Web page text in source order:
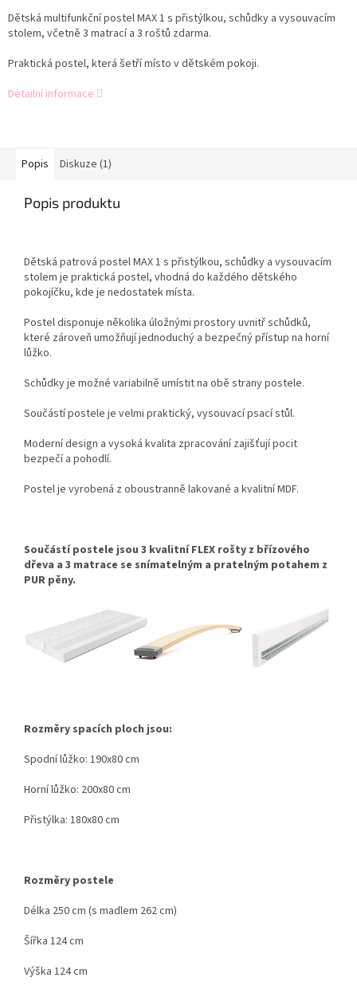
Dětská multifunkční postel MAX 1 s přistýlkou, schůdky a vysouvacím
stolem, včetně 3 matrací a 3 roštů zdarma.
Praktická postel, která šetří místo v dětském pokoji.
Detailní informace
Popis Diskuze (1)
Popis produktu
Dětská patrová postel MAX 1 s přistýlkou, schůdky a vysouvacím
stolem je praktická postel, vhodná do každého dětského
pokojíčku, kde je nedostatek místa.
Postel disponuje několika úložnými prostory uvnitř schůdků,
které zároveň umožňují jednoduchý a bezpečný přístup na horní
lůžko.
Schůdky je možné variabilně umístit na obě strany postele.
Součástí postele je velmi praktický, vysouvací psací stůl.
Moderní design a vysoká kvalita zpracování zajišťují pocit
bezpečí a pohodlí.
Postel je vyrobená z oboustranně lakované a kvalitní MDF.
Součástí postele jsou 3 kvalitní FLEX rošty z břízového
dřeva a 3 matrace se snímatelným a pratelným potahem z
PUR pěny.
Rozměry spacích ploch jsou:
Spodní lůžko: 190x80 cm
Horní lůžko: 200x80 cm
Přistýlka: 180x80 cm
Rozměry postele
Délka 250 cm (s madlem 262 cm)
Šířka 124 cm
Výška 124 cm